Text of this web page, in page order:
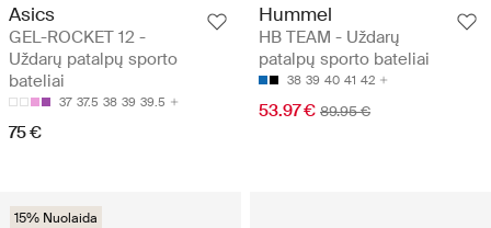
Asics
GEL-ROCKET 12 -
Uždarų patalpų sporto
bateliai
37 37.5 38 39 39.5
75 €
Hummel
HB TEAM - Uždarų
patalpų sporto bateliai
38 39 40 41 42
53.97 € 89.95 €
15% Nuolaida